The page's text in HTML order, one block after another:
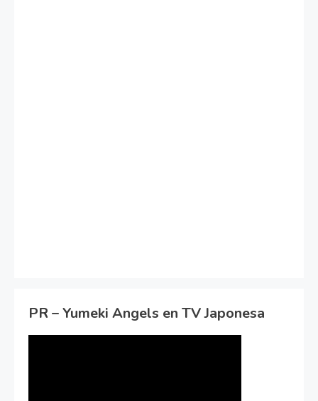
PR – Yumeki Angels en TV Japonesa